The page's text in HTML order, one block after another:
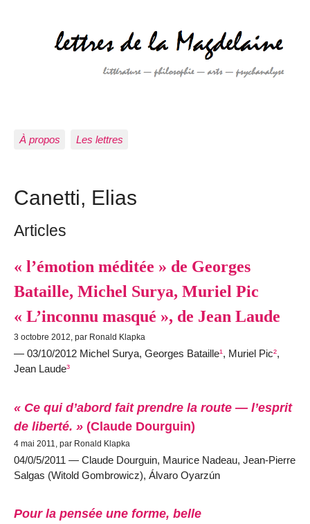
À propos Les lettres
Canetti, Elias
Articles
« l’émotion méditée » de Georges
Bataille, Michel Surya, Muriel Pic
« L’inconnu masqué », de Jean Laude
3 octobre 2012, par Ronald Klapka
— 03/10/2012 Michel Surya, Georges Bataille¹, Muriel Pic²,
Jean Laude³
« Ce qui d’abord fait prendre la route — l’esprit
de liberté. » (Claude Dourguin)
4 mai 2011, par Ronald Klapka
04/0/5/2011 — Claude Dourguin, Maurice Nadeau, Jean-Pierre
Salgas (Witold Gombrowicz), Álvaro Oyarzún
Pour la pensée une forme, belle